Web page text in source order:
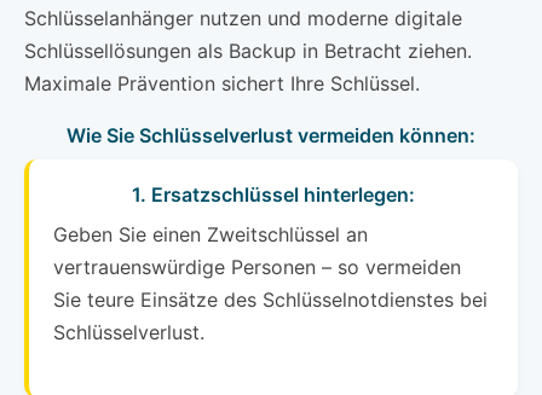
Schlüsselanhänger nutzen und moderne digitale
Schlüssellösungen als Backup in Betracht ziehen.
Maximale Prävention sichert Ihre Schlüssel.
Wie Sie Schlüsselverlust vermeiden können:
1. Ersatzschlüssel hinterlegen:
Geben Sie einen Zweitschlüssel an
vertrauenswürdige Personen – so vermeiden
Sie teure Einsätze des Schlüsselnotdienstes bei
Schlüsselverlust.